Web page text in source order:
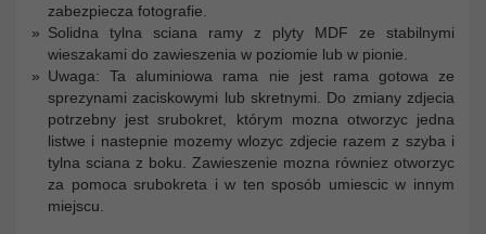
zabezpiecza fotografie.
Solidna tylna sciana ramy z plyty MDF ze stabilnymi
wieszakami do zawieszenia w poziomie lub w pionie.
Uwaga: Ta aluminiowa rama nie jest rama gotowa ze
sprezynami zaciskowymi lub skretnymi. Do zmiany zdjecia
potrzebny jest srubokret, którym mozna otworzyc jedna
listwe i nastepnie mozemy wlozyc zdjecie razem z szyba i
tylna sciana z boku. Zawieszenie mozna równiez otworzyc
za pomoca srubokreta i w ten sposób umiescic w innym
miejscu.